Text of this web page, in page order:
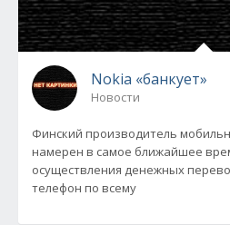
Nokia «банкует»
Новости
Финский производитель
намерен в самое ближайшее
осуществления денежных
телефон по всему